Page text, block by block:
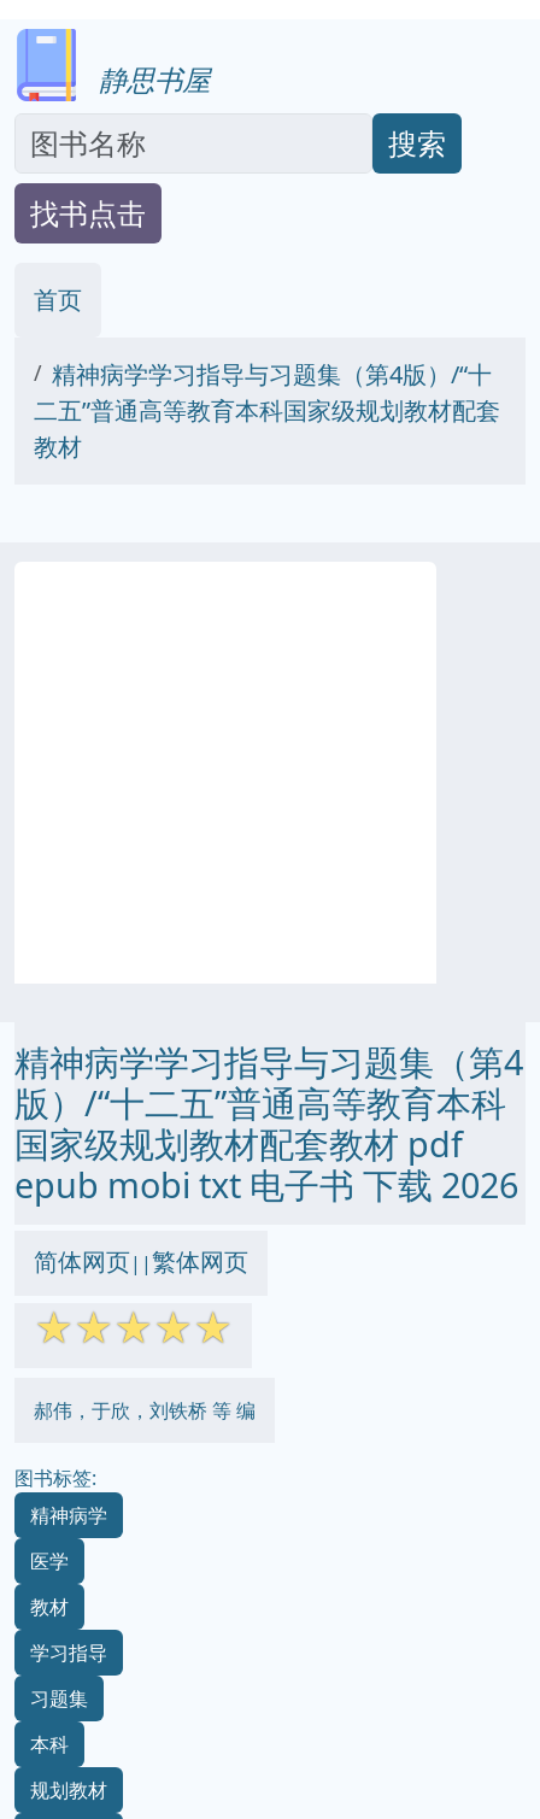
静思书屋
搜索
找书点击
首页
精神病学学习指导与习题集（第4版）/“十
二五”普通高等教育本科国家级规划教材配套
教材
精神病学学习指导与习题集（第4
版）/“十二五”普通高等教育本科
国家级规划教材配套教材 pdf
epub mobi txt 电子书 下载 2026
简体网页||繁体网页
☆☆☆☆☆
郝伟，于欣，刘铁桥 等 编
图书标签:
精神病学
医学
教材
学习指导
习题集
本科
规划教材